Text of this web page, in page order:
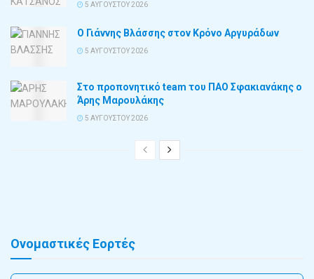
5 ΑΥΓΟΎΣΤΟΥ 2026
Ο Γιάννης Βλάσσης στον Κρόνο Αργυράδων
5 ΑΥΓΟΎΣΤΟΥ 2026
Στο προπονητικό team του ΠΑΟ Σφακιανάκης ο
Άρης Μαρουλάκης
5 ΑΥΓΟΎΣΤΟΥ 2026
Ονομαστικές Εορτές